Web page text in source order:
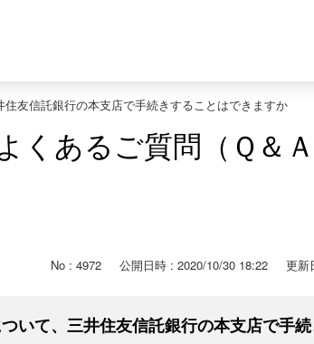
友信託銀行の本支店で手続きすることはできますか
くあるご質問（Ｑ＆Ａ
No : 4972 公開日時 : 2020/10/30 18:22 更新
いて、三井住友信託銀行の本支店で手